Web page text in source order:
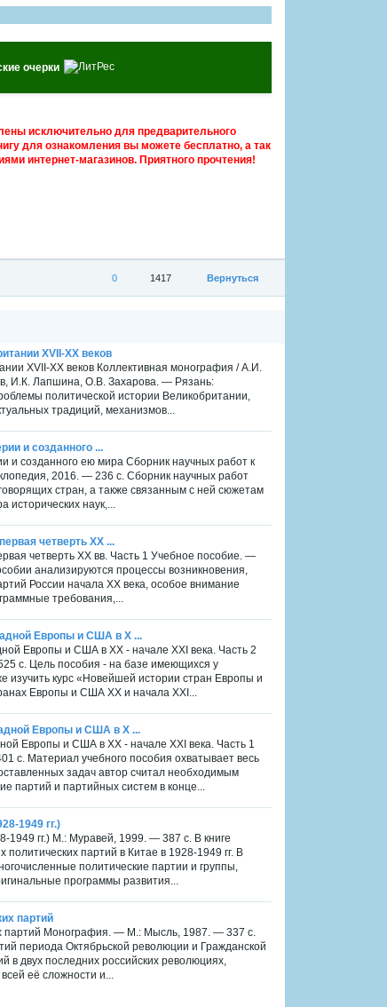
очерки
исключительно для предварительного
для ознакомления вы можете бесплатно, а так
интернет-магазинов. Приятного прочтения!
Вернуться
1417
0
XVII-XX веков
XVII-XX веков Коллективная монография / А.И.
И.К. Лапшина, О.В. Захарова. — Рязань:
политической истории Великобритании,
традиций, механизмов...
и созданного ...
и созданного ею мира Сборник научных работ к
2016. — 236 с. Сборник научных работ
стран, а также связанным с ней сюжетам
наук,...
четверть XX ...
четверть XX вв. Часть 1 Учебное пособие. —
анализируются процессы возникновения,
России начала XX века, особое внимание
требования,...
Европы и США в Х ...
Европы и США в ХХ - начале ХХI века. Часть 2
с. Цель пособия - на базе имеющихся у
изучить курс «Новейшей истории стран Европы и
Европы и США ХХ и начала ХХI...
Европы и США в Х ...
Европы и США в ХХ - начале ХХI века. Часть 1
с. Материал учебного пособия охватывает весь
задач автор считал необходимым
партий и партийных систем в конце...
1949 гг.)
гг.) М.: Муравей, 1999. — 387 с. В книге
партий в Китае в 1928-1949 гг. В
политические партии и группы,
программы развития...
партий
партий Монография. — М.: Мысль, 1987. — 337 с.
периода Октябрьской революции и Гражданской
в двух последних российских революциях,
её сложности и...